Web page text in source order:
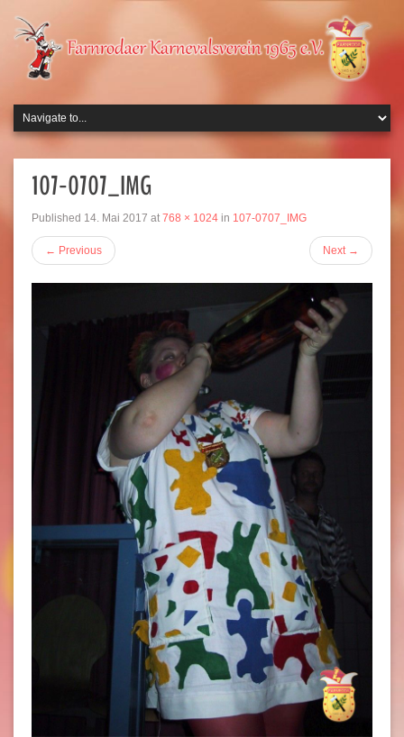
107-0707_IMG
Published 14. Mai 2017 at768 × 1024 in 107-0707_IMG
← Previous Next →